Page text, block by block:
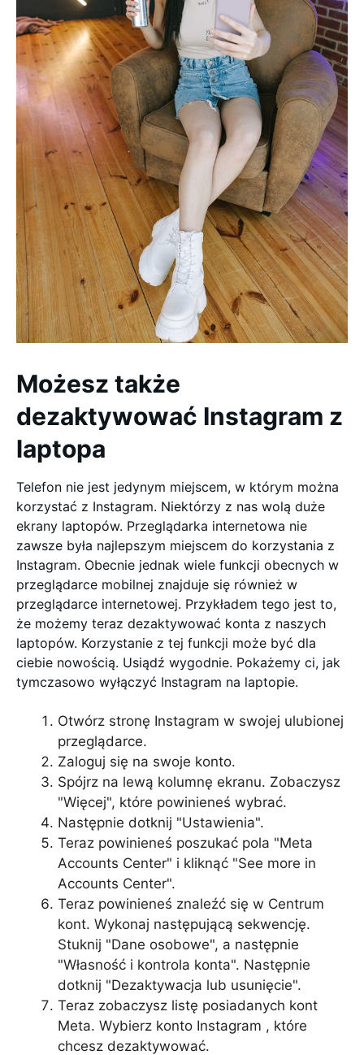
Możesz także
dezaktywować Instagram z
laptopa
Telefon nie jest jedynym miejscem, w którym można
korzystać z Instagram. Niektórzy z nas wolą duże
ekrany laptopów. Przeglądarka internetowa nie
zawsze była najlepszym miejscem do korzystania z
Instagram. Obecnie jednak wiele funkcji obecnych w
przeglądarce mobilnej znajduje się również w
przeglądarce internetowej. Przykładem tego jest to,
że możemy teraz dezaktywować konta z naszych
laptopów. Korzystanie z tej funkcji może być dla
ciebie nowością. Usiądź wygodnie. Pokażemy ci, jak
tymczasowo wyłączyć Instagram na laptopie.
Otwórz stronę Instagram w swojej ulubionej
przeglądarce.
Zaloguj się na swoje konto.
Spójrz na lewą kolumnę ekranu. Zobaczysz
"Więcej", które powinieneś wybrać.
Następnie dotknij "Ustawienia".
Teraz powinieneś poszukać pola "Meta
Accounts Center" i kliknąć "See more in
Accounts Center".
Teraz powinieneś znaleźć się w Centrum
kont. Wykonaj następującą sekwencję.
Stuknij "Dane osobowe", a następnie
"Własność i kontrola konta". Następnie
dotknij "Dezaktywacja lub usunięcie".
Teraz zobaczysz listę posiadanych kont
Meta. Wybierz konto Instagram , które
chcesz dezaktywować.